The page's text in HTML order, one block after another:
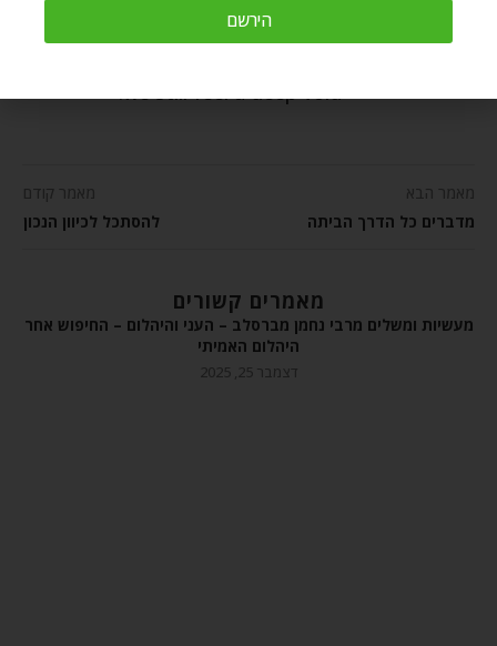
ruchnious and gashmious advice.
מאמר הבא
מדברים כל הדרך הביתה
מאמר קודם
להסתכל לכיוון הנכון
מאמרים קשורים
מעשיות ומשלים מרבי נחמן מברסלב – העני והיהלום – החיפוש אחר
היהלום האמיתי
דצמבר 25, 2025
הירשם